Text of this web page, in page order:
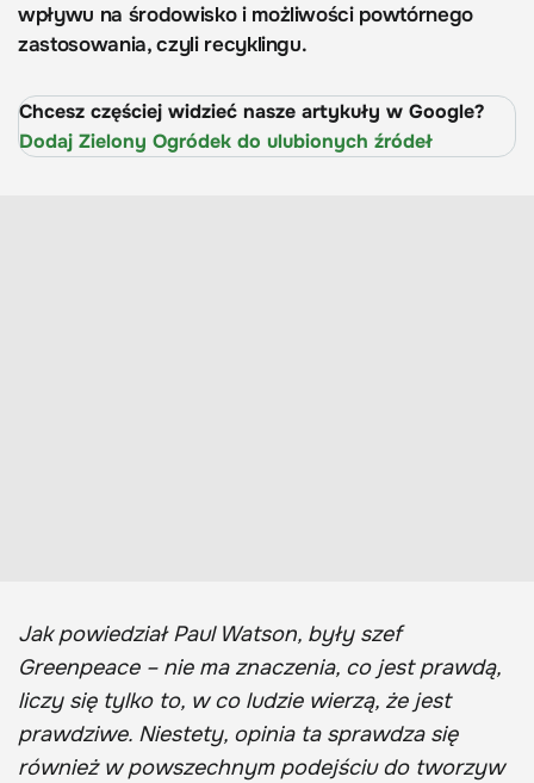
wpływu na środowisko i możliwości powtórnego
zastosowania, czyli recyklingu.
Chcesz częściej widzieć nasze artykuły w Google?
Dodaj Zielony Ogródek do ulubionych źródeł
Jak powiedział Paul Watson, były szef
Greenpeace – nie ma znaczenia, co jest prawdą,
liczy się tylko to, w co ludzie wierzą, że jest
prawdziwe. Niestety, opinia ta sprawdza się
również w powszechnym podejściu do tworzyw